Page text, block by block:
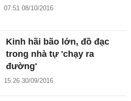
07:51 08/10/2016
Kinh hãi bão lớn, đồ đạc
trong nhà tự 'chạy ra
đường'
15:26 30/09/2016